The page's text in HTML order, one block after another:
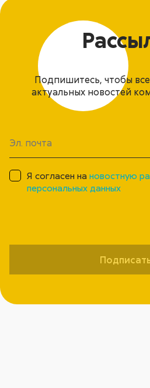
Подпишитесь, чтобы
актуальных новостей
Я согласен нановостную
персональных данных